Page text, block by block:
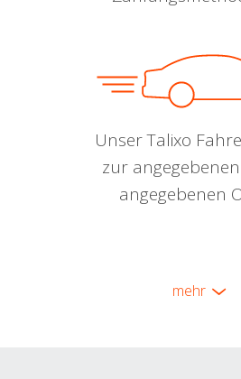
Unser Talixo
zur
angegebenen
mehr